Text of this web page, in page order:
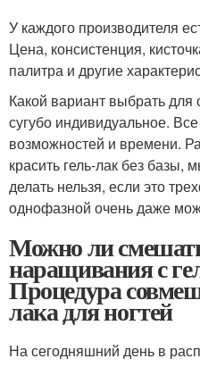
У каждого производителя
Цена, консистенция,
палитра и другие
Какой вариант выбрать для
сугубо индивидуальное.
возможностей и времени.
красить гель-лак без базы,
делать нельзя, если это
однофазной очень даже
Можно ли
наращивания с
Процедура
лака для ногтей
На сегодняшний день в